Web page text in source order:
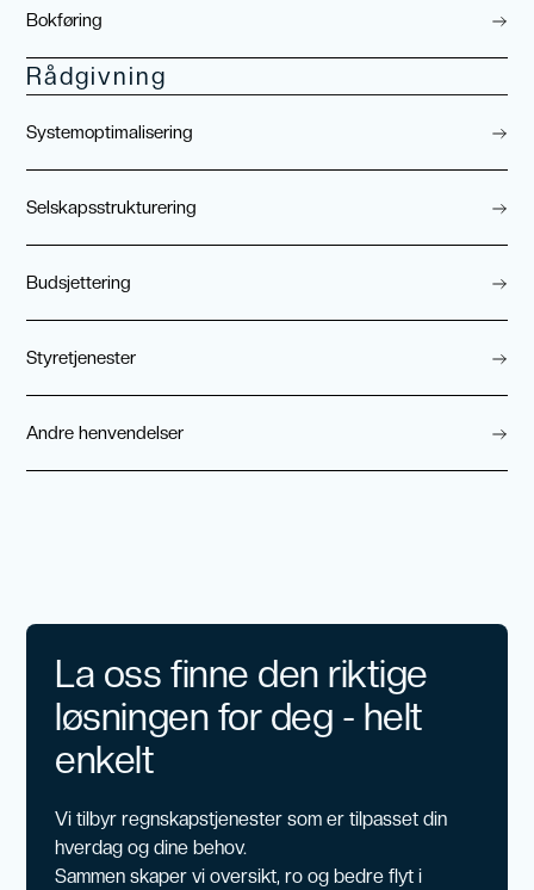
Bokføring
Rådgivning
Systemoptimalisering
Selskapsstrukturering
Budsjettering
Styretjenester
Andre henvendelser
La oss finne den riktige
løsningen for deg - helt
enkelt
Vi tilbyr regnskapstjenester som er tilpasset din
hverdag og dine behov.
Sammen skaper vi oversikt, ro og bedre flyt i